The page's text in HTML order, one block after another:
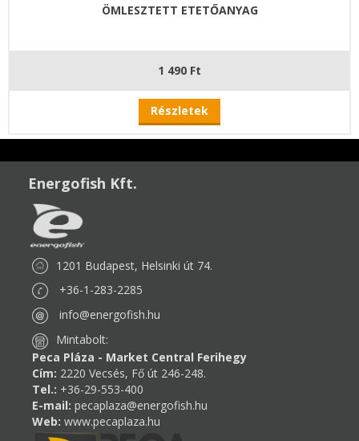
ÖMLESZTETT ETETŐANYAG
1 490 Ft
Részletek
Energofish Kft.
1201 Budapest, Helsinki út 74.
+36-1-283-2285
info@energofish.hu
Mintabolt:
Peca Pláza - Market Central Ferihegy
Cím: 2220 Vecsés, Fő út 246-248.
Tel.: +36-29-553-400
E-mail: pecaplaza@energofish.hu
Web: www.pecaplaza.hu